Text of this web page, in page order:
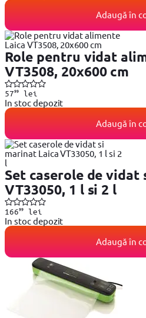
Adaugă în
Role pentru vidat
VT3508, 20x600 cm
5799lei
In stoc depozit
Adaugă în
Set caserole de vidat
VT33050, 1 l si 2 l
16699lei
In stoc depozit
Adaugă în